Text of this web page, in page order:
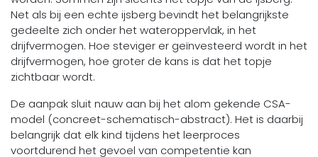
Net als bij een echte ijsberg bevindt het belangrijkste
gedeelte zich onder het wateroppervlak, in het
drijfvermogen. Hoe steviger er geïnvesteerd wordt in het
drijfvermogen, hoe groter de kans is dat het topje
zichtbaar wordt.
De aanpak sluit nauw aan bij het alom gekende CSA-
model (concreet-schematisch-abstract). Het is daarbij
belangrijk dat elk kind tijdens het leerproces
voortdurend het gevoel van competentie kan